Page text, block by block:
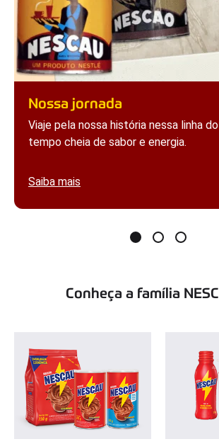
Nossa jornada
Viaje pela nossa história nessa linha do
tempo cheia de sabor e energia.​
Saiba mais
Conheça a família